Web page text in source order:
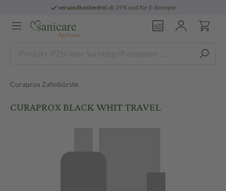
versandkostenfreiab 29 € und für E-Rezepte
Curaprox Zahnbürste
CURAPROX BLACK WHIT TRAVEL